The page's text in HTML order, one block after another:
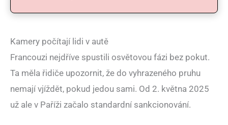
Kamery počítají lidi v autě
Francouzi nejdříve spustili osvětovou fázi bez pokut.
Ta měla řidiče upozornit, že do vyhrazeného pruhu
nemají vjíždět, pokud jedou sami. Od 2. května 2025
už ale v Paříži začalo standardní sankcionování.